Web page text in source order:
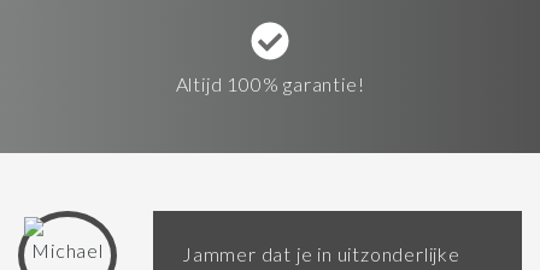
Altijd 100% garantie!
Jammer dat je in uitzonderlijke